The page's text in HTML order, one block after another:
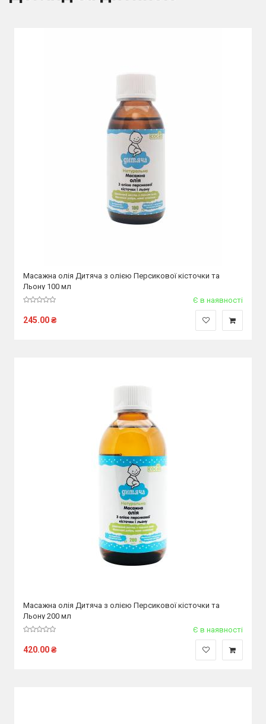
Масажна олія Дитяча з олією Персикової кісточки та
Льону 100 мл
Є в наявності
245.00₴
Масажна олія Дитяча з олією Персикової кісточки та
Льону 200 мл
Є в наявності
420.00₴